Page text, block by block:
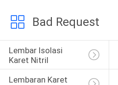
Bad Request
Lembar Isolasi
Karet Nitril
Lembaran Karet